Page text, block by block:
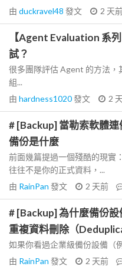
由 duckravel48 發文 2 天
【Agent Evaluation 系
試？
很多團隊評估 Agent 的方法
組...
由 hardness1020發文 2
# [Backup] 當勒索軟體
備份是什麼
前面幾篇提過一個殘酷的現實
往往不是你的正式資料，...
由 RainPan 發文 2 天前
# [Backup] 為什麼備份
重複資料刪除（
如果你看過企業級備份設備（
由 RainPan 發文 2 天前